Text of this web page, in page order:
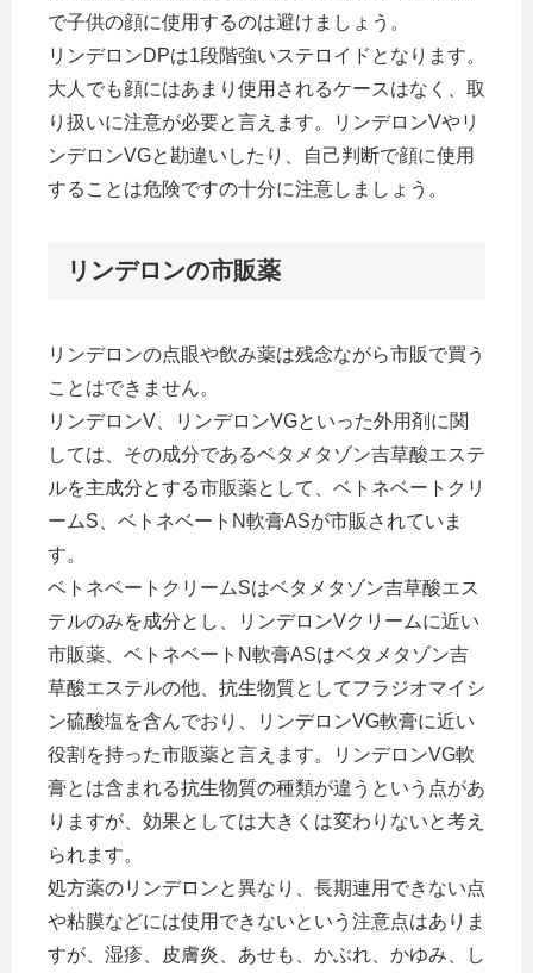
で子供の顔に使用するのは避けましょう。
リンデロンDPは1段階強いステロイドとなります。
大人でも顔にはあまり使用されるケースはなく、取
り扱いに注意が必要と言えます。リンデロンVやリ
ンデロンVGと勘違いしたり、自己判断で顔に使用
することは危険ですの十分に注意しましょう。
リンデロンの市販薬
リンデロンの点眼や飲み薬は残念ながら市販で買う
ことはできません。
リンデロンV、リンデロンVGといった外用剤に関
しては、その成分であるベタメタゾン吉草酸エステ
ルを主成分とする市販薬として、ベトネベートクリ
ームS、ベトネベートN軟膏ASが市販されていま
す。
ベトネベートクリームSはベタメタゾン吉草酸エス
テルのみを成分とし、リンデロンVクリームに近い
市販薬、ベトネベートN軟膏ASはベタメタゾン吉
草酸エステルの他、抗生物質としてフラジオマイシ
ン硫酸塩を含んでおり、リンデロンVG軟膏に近い
役割を持った市販薬と言えます。リンデロンVG軟
膏とは含まれる抗生物質の種類が違うという点があ
りますが、効果としては大きくは変わりないと考え
られます。
処方薬のリンデロンと異なり、長期連用できない点
や粘膜などには使用できないという注意点はありま
すが、湿疹、皮膚炎、あせも、かぶれ、かゆみ、し